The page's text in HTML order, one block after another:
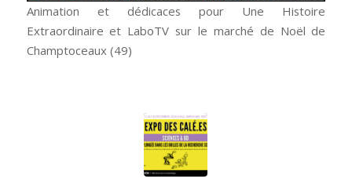
Animation et dédicaces pour Une Histoire
Extraordinaire et LaboTV sur le marché de Noël de
Champtoceaux (49)